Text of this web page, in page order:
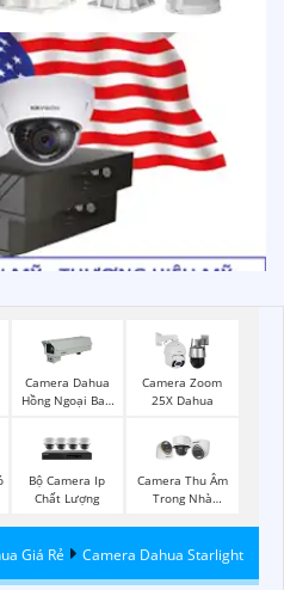
Camera Dahua
Hồng Ngoại Ban
Camera Zoom
25X Dahua
Bộ Camera Ip
Chất Lượng
Camera Thu Âm
Trong Nhà
Giá Rẻ Camera Dahua Starlight